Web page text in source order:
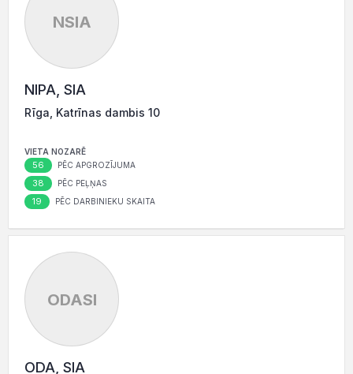
NSIA
NIPA, SIA
Rīga, Katrīnas dambis 10
VIETA NOZARĒ
56 PĒC APGROZĪJUMA
38 PĒC PEĻŅAS
19 PĒC DARBINIEKU SKAITA
ODASI
ODA, SIA